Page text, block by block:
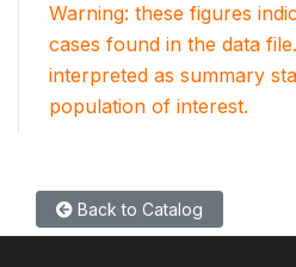
Warning: these figures
cases found in the data
interpreted as summary
population of interest.
Back to Catalog